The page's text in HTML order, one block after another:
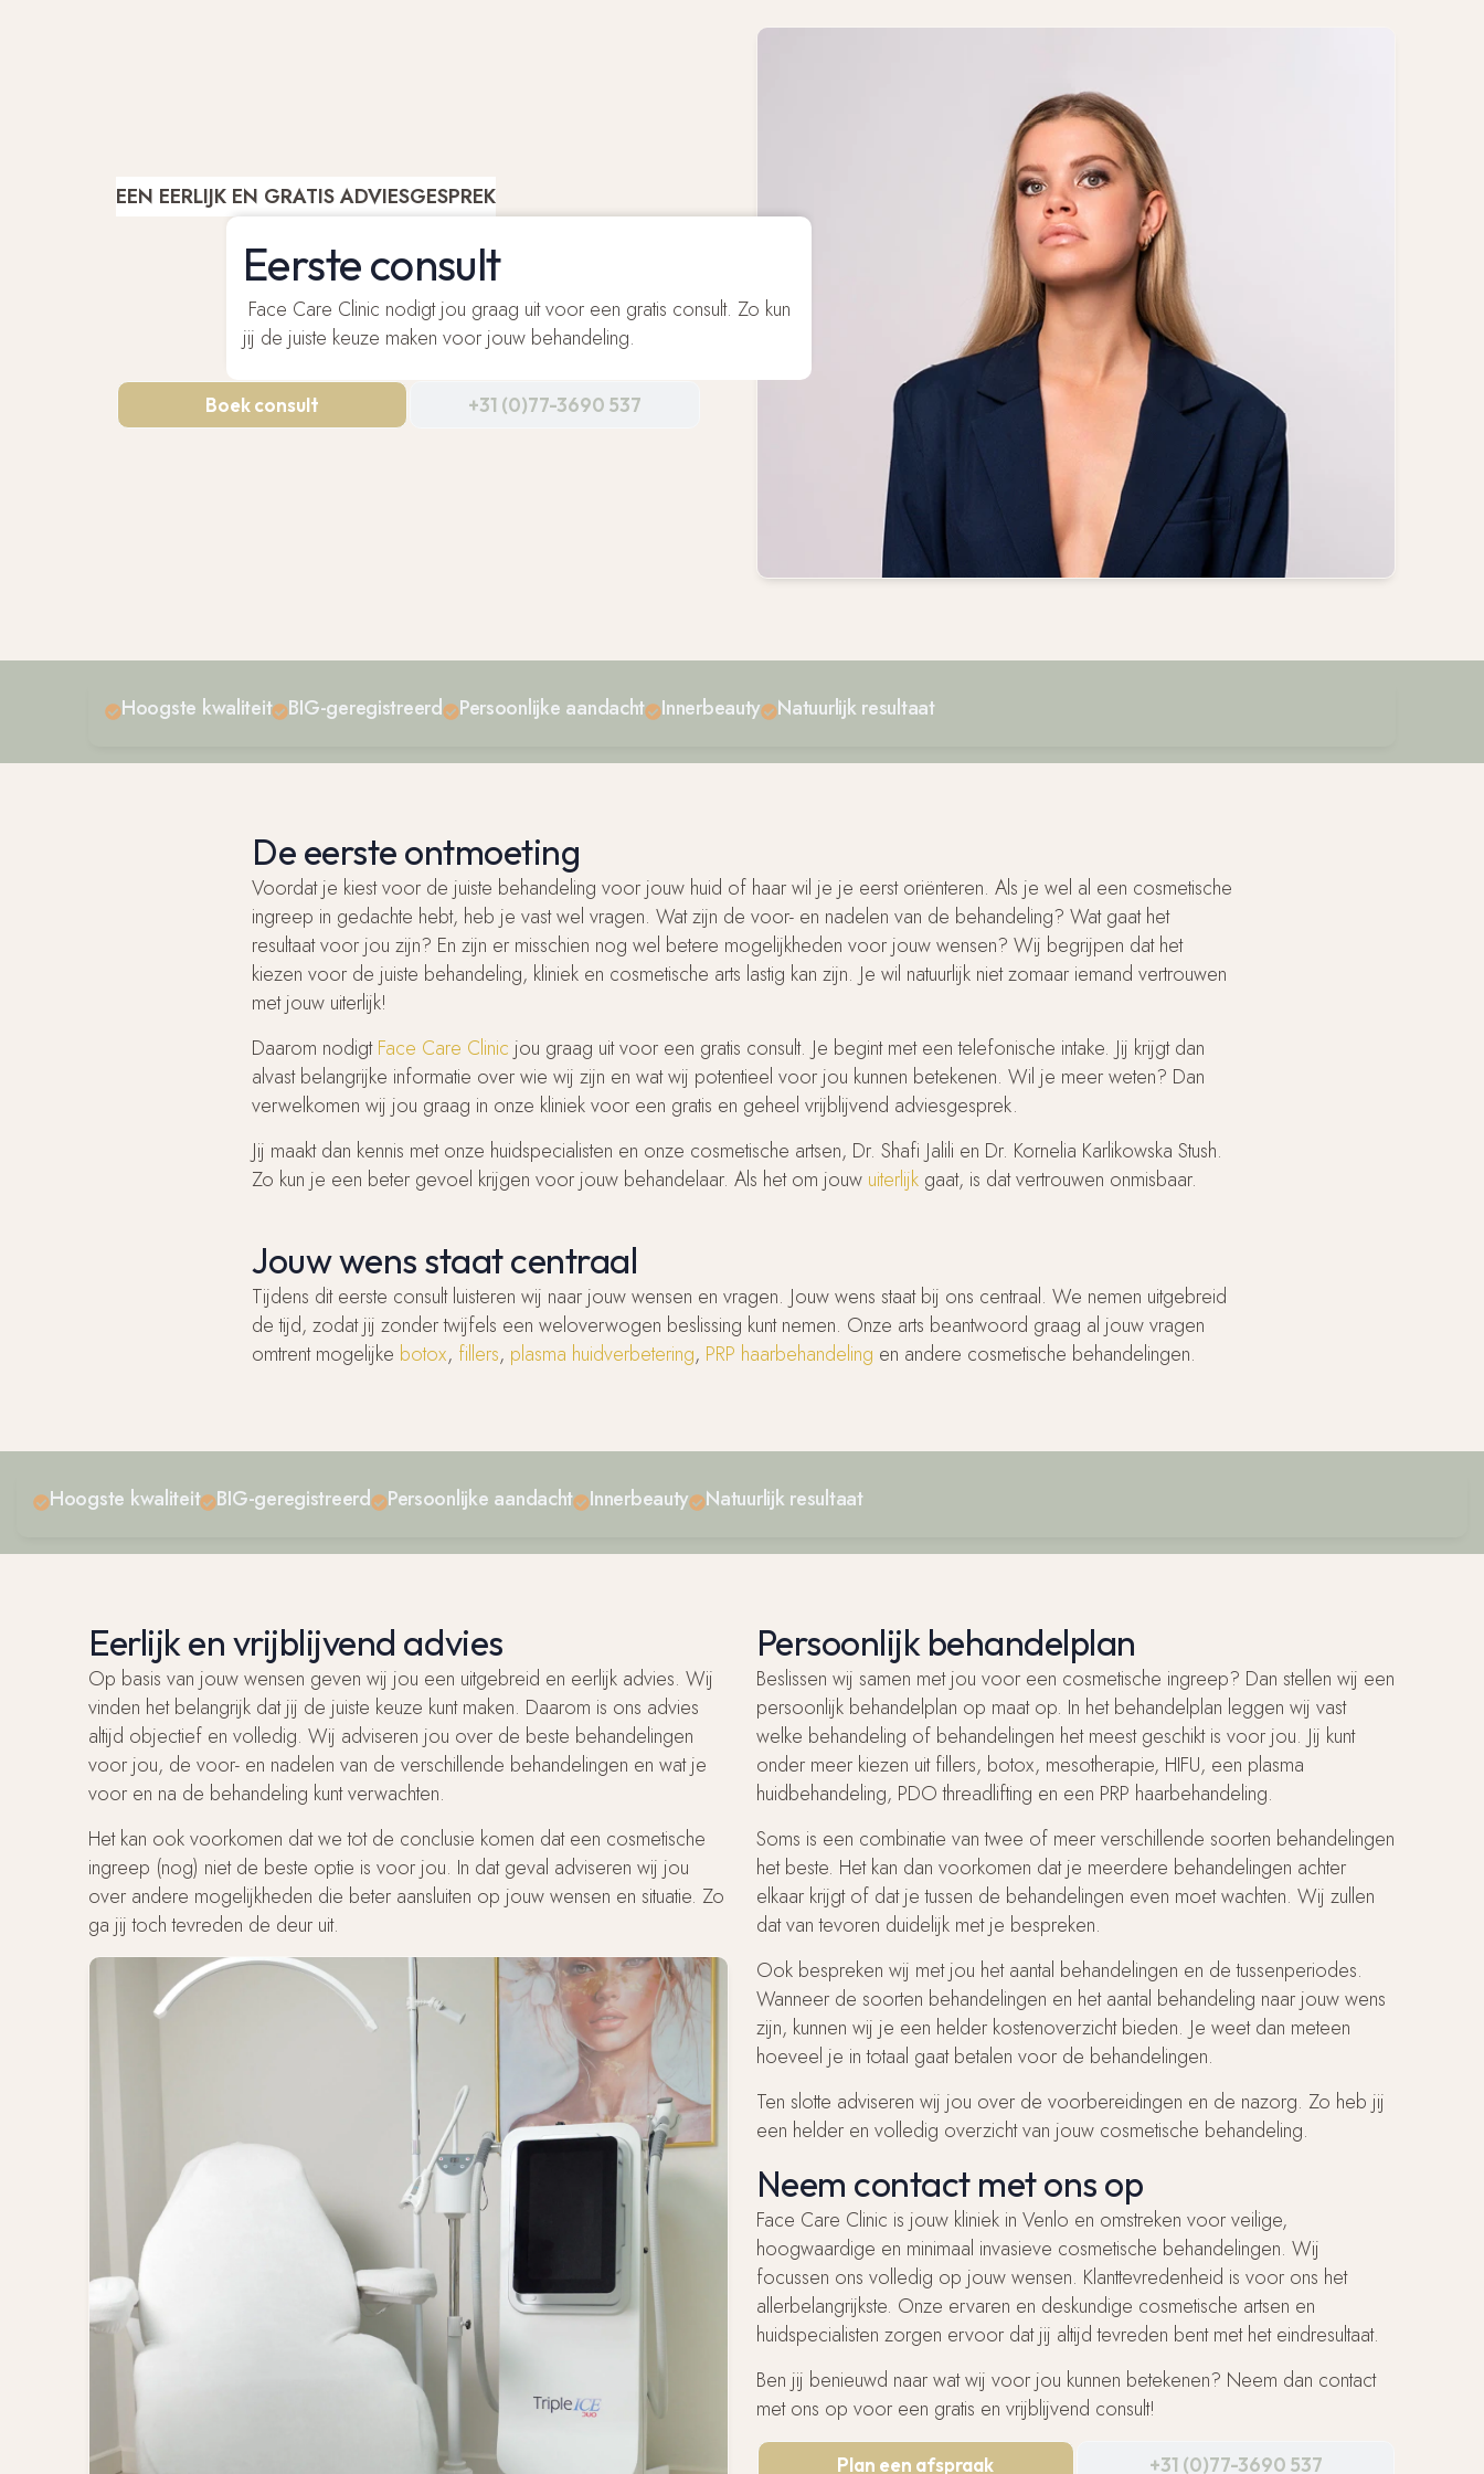
EEN EERLIJK EN GRATIS ADVIESGESPREK
Eerste consult
Face Care Clinic nodigt jou graag uit voor een gratis consult. Zo kun
jij de juiste keuze maken voor jouw behandeling.
Boek consult +31 (0)77-3690 537
Hoogste kwaliteit BIG-geregistreerd Persoonlijke aandacht Innerbeauty Natuurlijk resultaat
De eerste ontmoeting
Voordat je kiest voor de juiste behandeling voor jouw huid of haar wil je je eerst oriënteren. Als je wel al een cosmetische
ingreep in gedachte hebt, heb je vast wel vragen. Wat zijn de voor- en nadelen van de behandeling? Wat gaat het
resultaat voor jou zijn? En zijn er misschien nog wel betere mogelijkheden voor jouw wensen? Wij begrijpen dat het
kiezen voor de juiste behandeling, kliniek en cosmetische arts lastig kan zijn. Je wil natuurlijk niet zomaar iemand vertrouwen
met jouw uiterlijk!
Daarom nodigtFace Care Clinic jou graag uit voor een gratis consult. Je begint met een telefonische intake. Jij krijgt dan
alvast belangrijke informatie over wie wij zijn en wat wij potentieel voor jou kunnen betekenen. Wil je meer weten? Dan
verwelkomen wij jou graag in onze kliniek voor een gratis en geheel vrijblijvend adviesgesprek.
Jij maakt dan kennis met onze huidspecialisten en onze cosmetische artsen, Dr. Shafi Jalili en Dr. Kornelia Karlikowska Stush.
Zo kun je een beter gevoel krijgen voor jouw behandelaar. Als het om jouw uiterlijk gaat, is dat vertrouwen onmisbaar.
Jouw wens staat centraal
Tijdens dit eerste consult luisteren wij naar jouw wensen en vragen. Jouw wens staat bij ons centraal. We nemen uitgebreid
de tijd, zodat jij zonder twijfels een weloverwogen beslissing kunt nemen. Onze arts beantwoord graag al jouw vragen
omtrent mogelijke botox, fillers, plasma huidverbetering, PRP haarbehandeling en andere cosmetische behandelingen.
Hoogste kwaliteit BIG-geregistreerd Persoonlijke aandacht Innerbeauty Natuurlijk resultaat
Eerlijk en vrijblijvend advies
Op basis van jouw wensen geven wij jou een uitgebreid en eerlijk advies. Wij
vinden het belangrijk dat jij de juiste keuze kunt maken. Daarom is ons advies
altijd objectief en volledig. Wij adviseren jou over de beste behandelingen
voor jou, de voor- en nadelen van de verschillende behandelingen en wat je
voor en na de behandeling kunt verwachten.
Het kan ook voorkomen dat we tot de conclusie komen dat een cosmetische
ingreep (nog) niet de beste optie is voor jou. In dat geval adviseren wij jou
over andere mogelijkheden die beter aansluiten op jouw wensen en situatie. Zo
ga jij toch tevreden de deur uit.
Persoonlijk behandelplan
Beslissen wij samen met jou voor een cosmetische ingreep? Dan stellen wij een
persoonlijk behandelplan op maat op. In het behandelplan leggen wij vast
welke behandeling of behandelingen het meest geschikt is voor jou. Jij kunt
onder meer kiezen uit fillers, botox, mesotherapie, HIFU, een plasma
huidbehandeling, PDO threadlifting en een PRP haarbehandeling.
Soms is een combinatie van twee of meer verschillende soorten behandelingen
het beste. Het kan dan voorkomen dat je meerdere behandelingen achter
elkaar krijgt of dat je tussen de behandelingen even moet wachten. Wij zullen
dat van tevoren duidelijk met je bespreken.
Ook bespreken wij met jou het aantal behandelingen en de tussenperiodes.
Wanneer de soorten behandelingen en het aantal behandeling naar jouw wens
zijn, kunnen wij je een helder kostenoverzicht bieden. Je weet dan meteen
hoeveel je in totaal gaat betalen voor de behandelingen.
Ten slotte adviseren wij jou over de voorbereidingen en de nazorg. Zo heb jij
een helder en volledig overzicht van jouw cosmetische behandeling.
Neem contact met ons op
Face Care Clinic is jouw kliniek in Venlo en omstreken voor veilige,
hoogwaardige en minimaal invasieve cosmetische behandelingen. Wij
focussen ons volledig op jouw wensen. Klanttevredenheid is voor ons het
allerbelangrijkste. Onze ervaren en deskundige cosmetische artsen en
huidspecialisten zorgen ervoor dat jij altijd tevreden bent met het eindresultaat.
Ben jij benieuwd naar wat wij voor jou kunnen betekenen? Neem dan contact
met ons op voor een gratis en vrijblijvend consult!
Plan een afspraak +31 (0)77-3690 537